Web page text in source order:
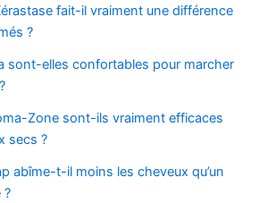
fait-il vraiment une différence
?
sont-elles confortables pour marcher
Zone sont-ils vraiment efficaces
secs ?
abîme-t-il moins les cheveux qu’un
?